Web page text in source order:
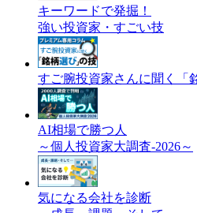
キーワードで発掘！
強い投資家・すごい技
すご腕投資家さんに聞く「
AI相場で勝つ人
～個人投資家大調査-2026～
気になる会社を診断